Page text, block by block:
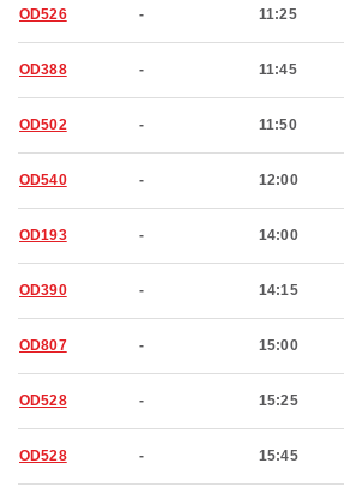
OD526 - 11:25
OD388 - 11:45
OD502 - 11:50
OD540 - 12:00
OD193 - 14:00
OD390 - 14:15
OD807 - 15:00
OD528 - 15:25
OD528 - 15:45